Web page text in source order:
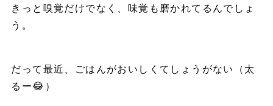
きっと嗅覚だけでなく、味覚も磨かれてるんでしょ
う。
だって最近、ごはんがおいしくてしょうがない（太
るー😂）